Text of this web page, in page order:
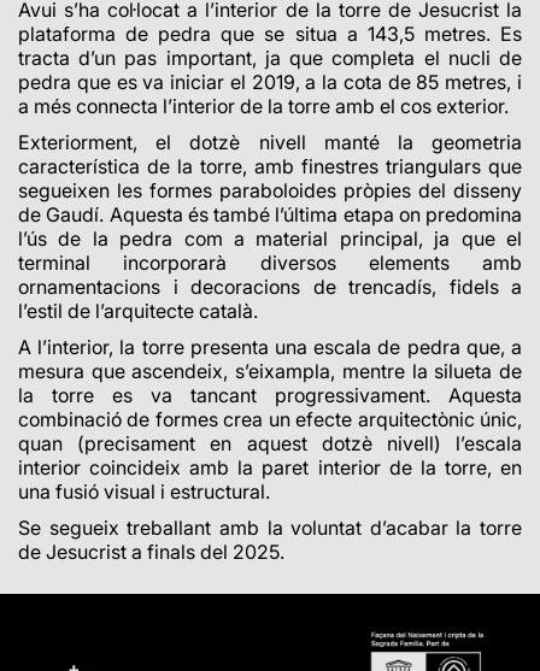
Avui s’ha col·locat a l’interior de la torre de Jesucrist la
plataforma de pedra que se situa a 143,5 metres. Es
tracta d’un pas important, ja que completa el nucli de
pedra que es va iniciar el 2019, a la cota de 85 metres, i
a més connecta l’interior de la torre amb el cos exterior.
Exteriorment, el dotzè nivell manté la geometria
característica de la torre, amb finestres triangulars que
segueixen les formes paraboloides pròpies del disseny
de Gaudí. Aquesta és també l’última etapa on predomina
l’ús de la pedra com a material principal, ja que el
terminal incorporarà diversos elements amb
ornamentacions i decoracions de trencadís, fidels a
l’estil de l’arquitecte català.
A l’interior, la torre presenta una escala de pedra que, a
mesura que ascendeix, s’eixampla, mentre la silueta de
la torre es va tancant progressivament. Aquesta
combinació de formes crea un efecte arquitectònic únic,
quan (precisament en aquest dotzè nivell) l’escala
interior coincideix amb la paret interior de la torre, en
una fusió visual i estructural.
Se segueix treballant amb la voluntat d’acabar la torre
de Jesucrist a finals del 2025.